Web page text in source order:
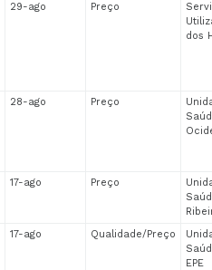
29-ago Preço
dos
28-ago Preço
17-ago Preço
17-ago Qualidade/Preço
EPE